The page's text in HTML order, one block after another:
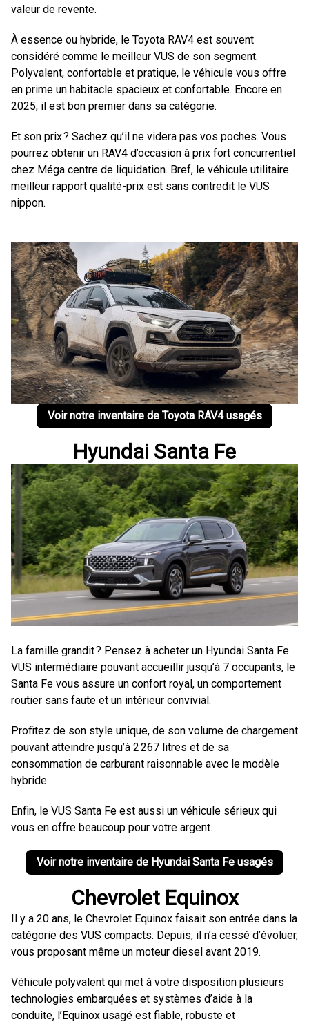
valeur de revente.
À essence ou hybride, le Toyota RAV4 est souvent
considéré comme le meilleur VUS de son segment.
Polyvalent, confortable et pratique, le véhicule vous offre
en prime un habitacle spacieux et confortable. Encore en
2025, il est bon premier dans sa catégorie.
Et son prix ? Sachez qu’il ne videra pas vos poches. Vous
pourrez obtenir un RAV4 d’occasion à prix fort concurrentiel
chez Méga centre de liquidation. Bref, le véhicule utilitaire
meilleur rapport qualité-prix est sans contredit le VUS
nippon.
Voir notre inventaire de Toyota RAV4 usagés
Hyundai Santa Fe
La famille grandit ? Pensez à acheter un Hyundai Santa Fe.
VUS intermédiaire pouvant accueillir jusqu’à 7 occupants, le
Santa Fe vous assure un confort royal, un comportement
routier sans faute et un intérieur convivial.
Profitez de son style unique, de son volume de chargement
pouvant atteindre jusqu’à 2 267 litres et de sa
consommation de carburant raisonnable avec le modèle
hybride.
Enfin, le VUS Santa Fe est aussi un véhicule sérieux qui
vous en offre beaucoup pour votre argent.
Voir notre inventaire de Hyundai Santa Fe usagés
Chevrolet Equinox
Il y a 20 ans, le Chevrolet Equinox faisait son entrée dans la
catégorie des VUS compacts. Depuis, il n’a cessé d’évoluer,
vous proposant même un moteur diesel avant 2019.
Véhicule polyvalent qui met à votre disposition plusieurs
technologies embarquées et systèmes d’aide à la
conduite, l’Equinox usagé est fiable, robuste et